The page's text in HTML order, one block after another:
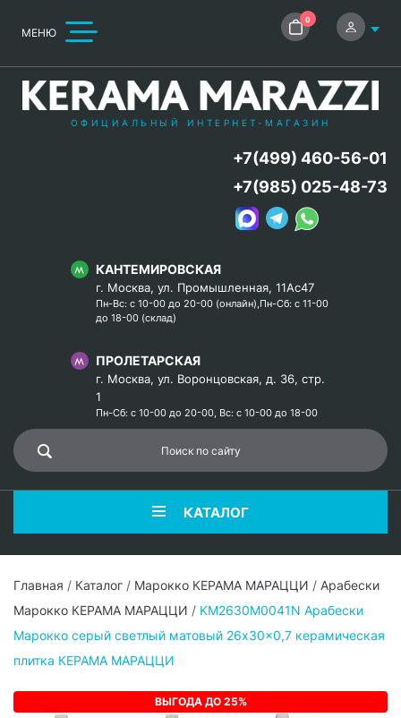
МЕНЮ
0
ОФИЦИАЛЬНЫЙ ИНТЕРНЕТ-МАГАЗИН
КАНТЕМИРОВСКАЯ
г. Москва, ул. Промышленная, 11Ас47
Пн-Вс: с 10-00 до 20-00 (онлайн),Пн-Сб: с 11-00
до 18-00 (склад)
ПРОЛЕТАРСКАЯ
г. Москва, ул. Воронцовская, д. 36, стр.
1
Пн-Сб: с 10-00 до 20-00, Вс: с 10-00 до 18-00
+7(499) 460-56-01
+7(985) 025-48-73
КАТАЛОГ
Главная / Каталог / Марокко КЕРАМА МАРАЦЦИ / Арабески
Марокко КЕРАМА МАРАЦЦИ / KM2630M0041N Арабески
Марокко серый светлый матовый 26x30x0,7 керамическая
плитка КЕРАМА МАРАЦЦИ
ВЫГОДА ДО 25%